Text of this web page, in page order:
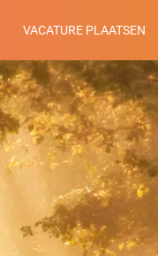
VACATURE PLAATSEN